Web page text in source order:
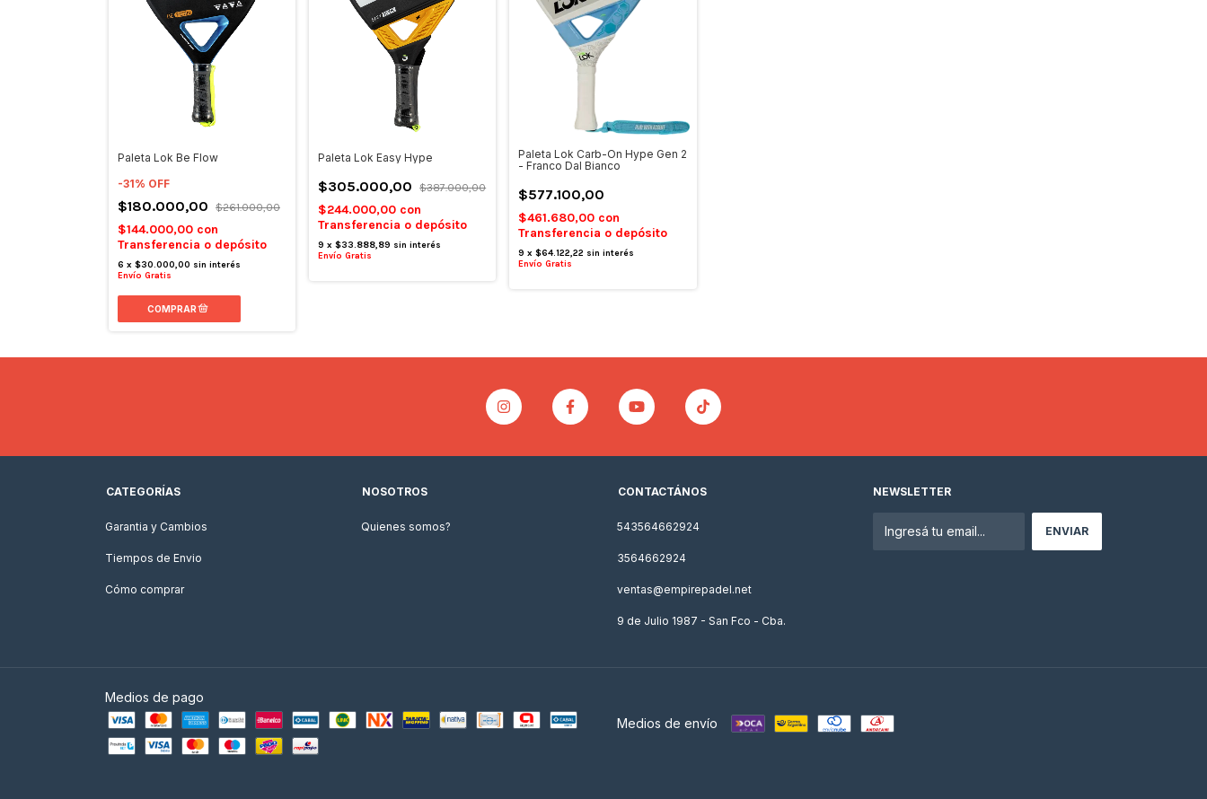
Paleta Lok Be Flow
-31% OFF
$180.000,00 $261.000,00
$144.000,00 con
Transferencia o depósito
6 x $30.000,00 sin interés
Envío Gratis
Paleta Lok Easy Hype
$305.000,00 $387.000,00
$244.000,00 con
Transferencia o depósito
9 x$33.888,89 sin interés
Envío Gratis
Paleta Lok Carb-On Hype Gen 2
- Franco Dal Bianco
$577.100,00
$461.680,00 con
Transferencia o depósito
9 x$64.122,22 sin interés
Envío Gratis
CATEGORÍAS
Garantia y Cambios
Tiempos de Envio
Cómo comprar
NOSOTROS
Quienes somos?
CONTACTÁNOS
543564662924
3564662924
ventas@empirepadel.net
9 de Julio 1987 - San Fco - Cba.
NEWSLETTER
Medios de pago
Medios de envío